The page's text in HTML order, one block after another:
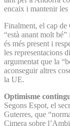
encaix i mantenir les
Finalment, el cap de
“està anant molt
és més present i
les representacions
argumentat que la
aconseguir altres
la UE.
Optimisme
Segons Espot, el
Guterres, que
Cimera sobre